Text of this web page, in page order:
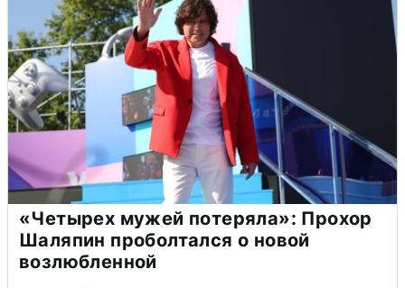
«Четырех мужей потеряла»: Прохор
Шаляпин проболтался о новой
возлюбленной